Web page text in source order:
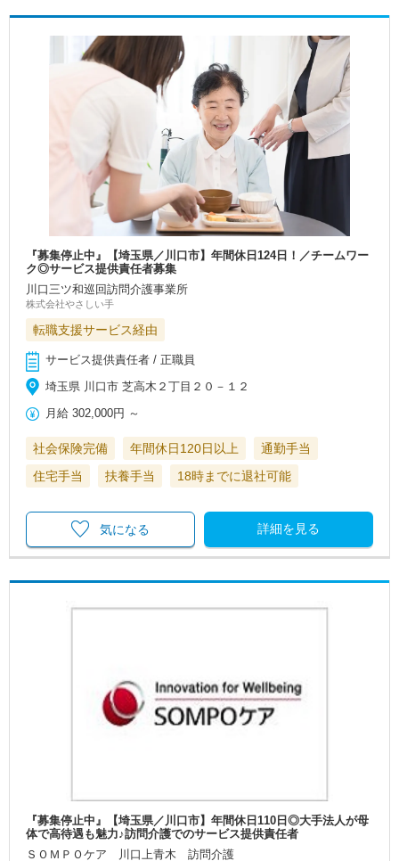
『募集停止中』【埼玉県／川口市】年間休日124日！／チームワー
ク◎サービス提供責任者募集
川口三ツ和巡回訪問介護事業所
株式会社やさしい手
転職支援サービス経由
サービス提供責任者 / 正職員
埼玉県 川口市 芝高木２丁目２０－１２
月給 302,000円 ～
社会保険完備 年間休日120日以上
通勤手当
住宅手当
扶養手当 18時までに退社可能
詳細を見る
気になる
『募集停止中』【埼玉県／川口市】年間休日110日◎大手法人が母
体で高待遇も魅力♪訪問介護でのサービス提供責任者
ＳＯＭＰＯケア 川口上青木 訪問介護